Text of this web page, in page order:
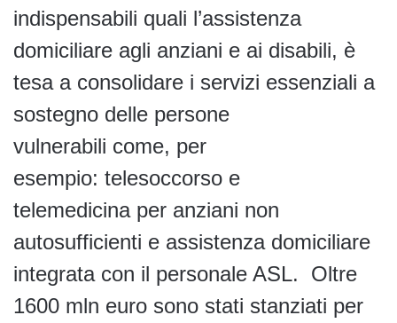
indispensabili quali l’assistenza
domiciliare agli anziani e ai disabili, è
tesa a consolidare i servizi essenziali a
sostegno delle persone
vulnerabili come, per
esempio: telesoccorso e
telemedicina per anziani non
autosufficienti e assistenza domiciliare
integrata con il personale ASL. Oltre
1600 mln euro sono stati stanziati per